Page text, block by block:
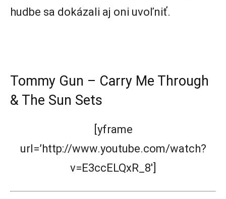
hudbe sa dokázali aj oni uvoľniť.
Tommy Gun – Carry Me Through
& The Sun Sets
[yframe
url=’http://www.youtube.com/watch?
v=E3ccELQxR_8′]